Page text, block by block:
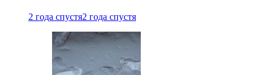
2 года спустя2 года спустя